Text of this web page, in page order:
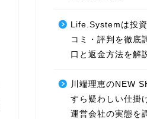
Life.Systemは投
コミ・評判を徹底
口と返金方法を解
川端理恵のNEW
すら疑わしい仕掛
運営会社の実態を